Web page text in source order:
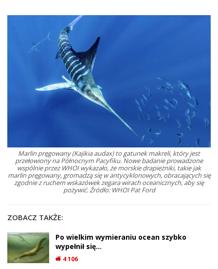
Marlin pręgowany (Kajikia audax) to gatunek makreli, który jest
przełowiony na Północnym Pacyfiku. Nowe badanie prowadzone
wspólnie przez WHOI wykazało, że morskie drapieżniki, takie jak
marlin pręgowany, gromadzą się w antycyklonowych, obracających się
zgodnie z ruchem wskazówek zegara wirach oceanicznych, aby się
pożywić. Źródło: WHOI Pat Ford
ZOBACZ TAKŻE:
Po wielkim wymieraniu ocean szybko
wypełnił się…
4 106